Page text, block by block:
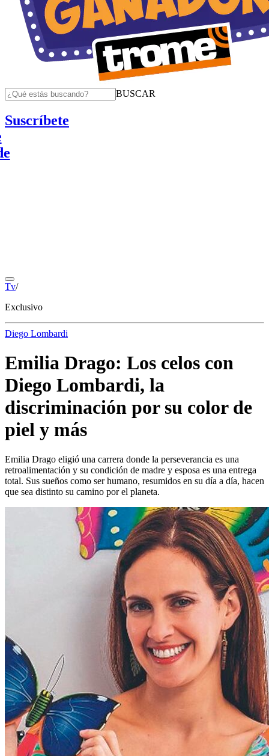
BUSCAR
Suscríbete
Tv/
Exclusivo
Diego Lombardi
Emilia Drago: Los celos con
Diego Lombardi, la
discriminación por su color de
piel y más
Emilia Drago eligió una carrera donde la perseverancia es una
retroalimentación y su condición de madre y esposa es una entrega
total. Sus sueños como ser humano, resumidos en su día a día, hacen
que sea distinto su camino por el planeta.